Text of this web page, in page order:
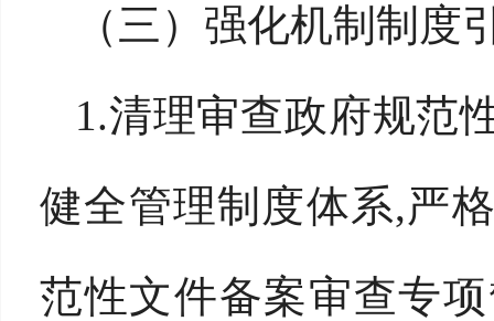
（三）强化机制制度
1.清理审查政府规范
健全管理制度体系,严
范性文件备案审查专